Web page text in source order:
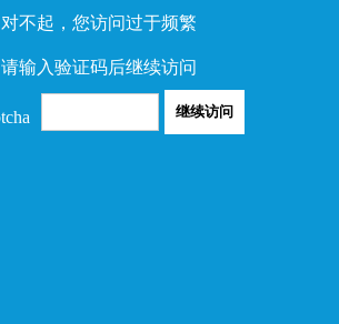
对不起，您访问过于频繁
请输入验证码后继续访问
继续访问